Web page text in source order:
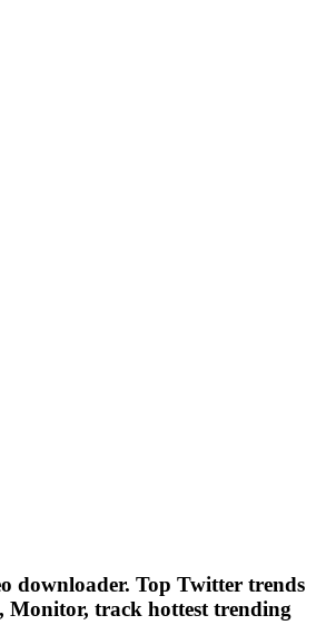
downloader. Top Twitter trends
Monitor, track hottest trending